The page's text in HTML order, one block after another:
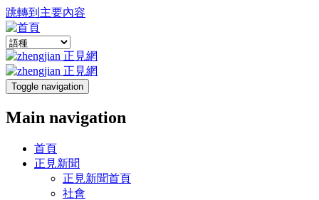
跳轉到主要內容
Toggle navigation
Main navigation
首頁
正見新聞
正見新聞首頁
社會